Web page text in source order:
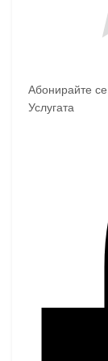
Абонирайте се
Услугата